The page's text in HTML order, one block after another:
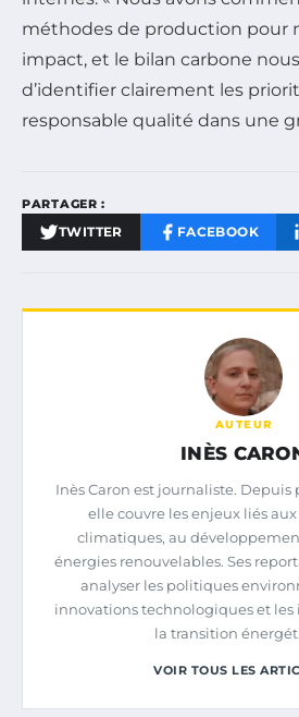
méthodes de production pour
impact, et le bilan carbone
d’identifier clairement les
responsable qualité dans une
PARTAGER :
TWITTER FACEBOOK
AUTEUR
INÈS
Inès Caron est journaliste. Depuis
elle couvre les enjeux liés
climatiques, au
énergies renouvelables. Ses
analyser les politiques
innovations technologiques et les
la transition
VOIR TOUS LES